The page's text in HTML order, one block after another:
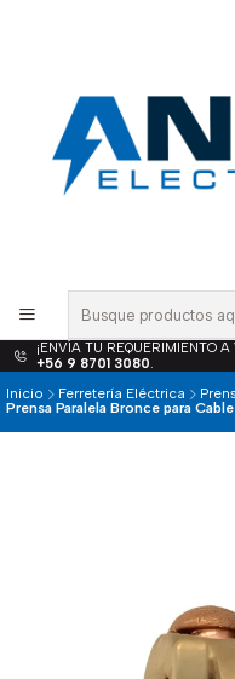
¡ENVÍA TU REQUERIMIENTO A
+56 9 8701 3080.
Inicio
Ferretería Eléctrica
Prensa Paralela Bronce para